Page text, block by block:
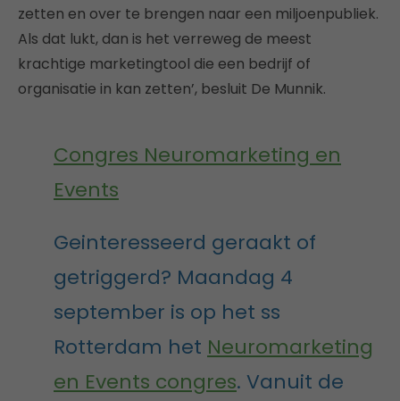
zetten en over te brengen naar een miljoenpubliek.
Als dat lukt, dan is het verreweg de meest
krachtige marketingtool die een bedrijf of
organisatie in kan zetten’, besluit De Munnik.
Congres Neuromarketing en
Events
Geinteresseerd geraakt of
getriggerd? Maandag 4
september is op het ss
Rotterdam het Neuromarketing
en Events congres. Vanuit de